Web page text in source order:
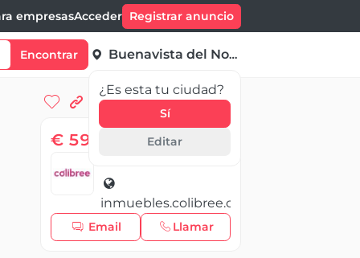
empresasAcceder Registrar anuncio
Encontrar Buenavista del Norte
¿Es esta tu ciudad?
Sí
Editar
€ 595 000,00
inmuebles.colibree.com
Email Llamar